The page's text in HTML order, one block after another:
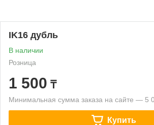
IK16 дубль
В наличии
Розница
1 500 ₸
Минимальная сумма заказа на сайте — 5
Купить